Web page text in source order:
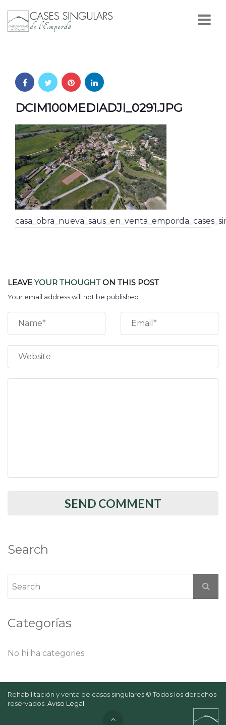
DCIM100MEDIADJI_0291.JPG
LEAVEYOUR THOUGHTON THIS POST
Your email address will not be published.
Search
Categorías
No hi ha categories
Rehabilitación y venta de casas singulares © Todos los derechos
reservados. Aviso Legal